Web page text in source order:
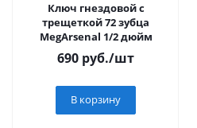
Ключ гнездовой с
трещеткой 72 зубца
MegArsenal 1/2 дюйм
690 руб./шт
В корзину